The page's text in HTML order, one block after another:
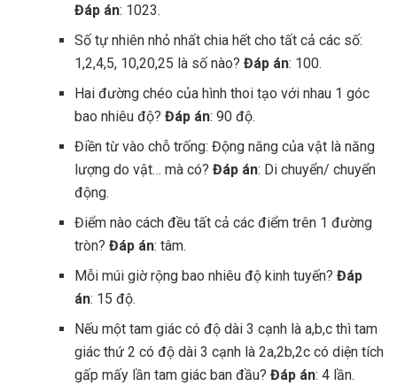
Đáp án: 1023.
Số tự nhiên nhỏ nhất chia hết cho tất cả các số:
1,2,4,5, 10,20,25 là số nào? Đáp án: 100.
Hai đường chéo của hình thoi tạo với nhau 1 góc
bao nhiêu độ? Đáp án: 90 độ.
Điền từ vào chỗ trống: Động năng của vật là năng
lượng do vật… mà có? Đáp án: Di chuyển/ chuyển
động.
Điểm nào cách đều tất cả các điểm trên 1 đường
tròn? Đáp án: tâm.
Mỗi múi giờ rộng bao nhiêu độ kinh tuyến? Đáp
án: 15 độ.
Nếu một tam giác có độ dài 3 cạnh là a,b,c thì tam
giác thứ 2 có độ dài 3 cạnh là 2a,2b,2c có diện tích
gấp mấy lần tam giác ban đầu? Đáp án: 4 lần.